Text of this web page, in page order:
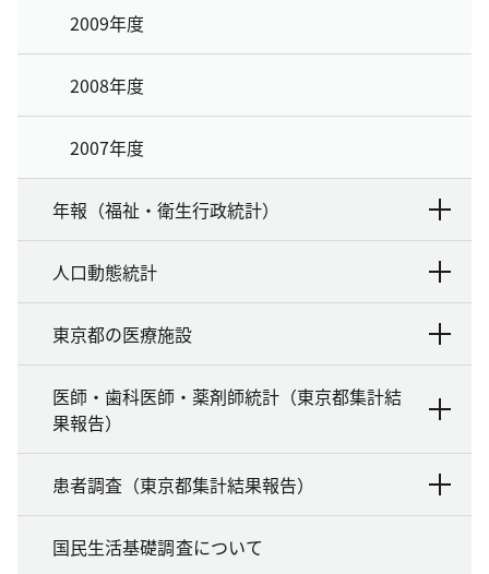
2009年度
2008年度
2007年度
年報（福祉・衛生行政統計）
人口動態統計
東京都の医療施設
医師・歯科医師・薬剤師統計（東京都集計結
果報告）
患者調査（東京都集計結果報告）
国民生活基礎調査について